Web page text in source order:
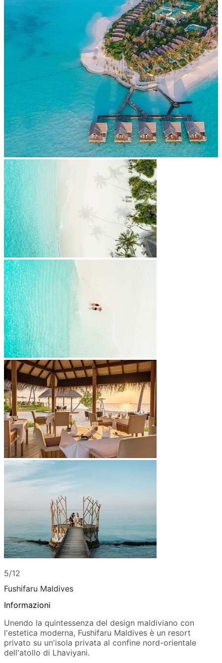
5/12
Fushifaru Maldives
Informazioni
Unendo la quintessenza del design maldiviano con
l'estetica moderna, Fushifaru Maldives è un resort
privato su un'isola privata al confine nord-orientale
dell'atollo di Lhaviyani.